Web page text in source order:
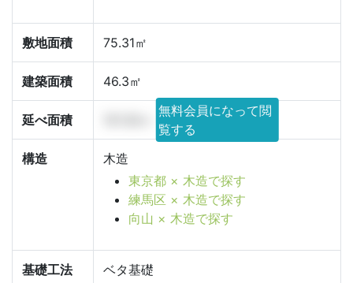
敷地面積 75.31㎡
建築面積 46.3㎡
延べ面積
無料会員になって閲
覧する
構造
木造
東京都 × 木造で探す
練馬区 × 木造で探す
向山 × 木造で探す
基礎工法
ベタ基礎